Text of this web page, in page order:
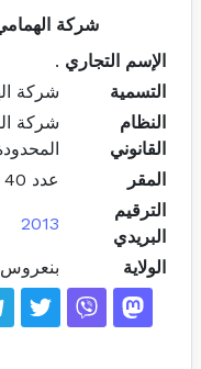
شركة
الإسم التجاري .
التسمية
شركة
النظام
القانوني
شركة
المقر
عدد 40 نهج عنابة بن عروس
الترقيم
البريدي
2013
الولاية بنعروس